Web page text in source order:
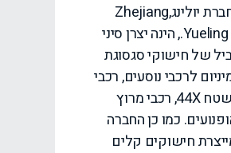
חברת יולינג,Zhejiang
Yueling co., הינה יצרן סיני
של חישוקי סגסוגת
לרכבי נוסעים, רכבי
שטח 44X, רכבי מרוץ
כמו כן החברה
חישוקים קלים